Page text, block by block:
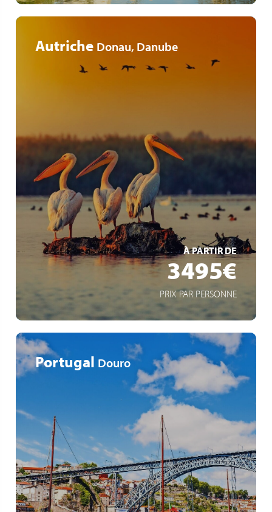
Autriche Donau, Danube
À PARTIR DE
3495€
PRIX PAR PERSONNE
extra lange Liegezeiten für intensive Reiseerlebnisse
Ganztagesausflug ins Donaudelta
lediglich 30% Single Zuschlag
EN SAVOIR +
Portugal Douro
Beliebteste Flusskreuzfahrt Europas
Universitätsstadt Salamanca